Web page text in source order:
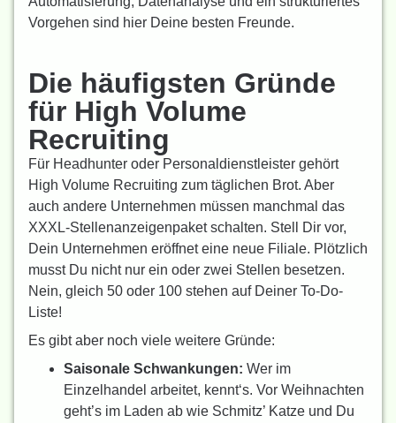
Vorgehen sind hier Deine besten Freunde.
Die häufigsten Gründe
für High Volume
Recruiting
Für Headhunter oder Personaldienstleister gehört
High Volume Recruiting zum täglichen Brot. Aber
auch andere Unternehmen müssen manchmal das
XXXL-Stellenanzeigenpaket schalten. Stell Dir vor,
Dein Unternehmen eröffnet eine neue Filiale. Plötzlich
musst Du nicht nur ein oder zwei Stellen besetzen.
Nein, gleich 50 oder 100 stehen auf Deiner To-Do-
Liste!
Es gibt aber noch viele weitere Gründe:
Saisonale Schwankungen: Wer im
Einzelhandel arbeitet, kennt‘s. Vor Weihnachten
geht’s im Laden ab wie Schmitz’ Katze und Du